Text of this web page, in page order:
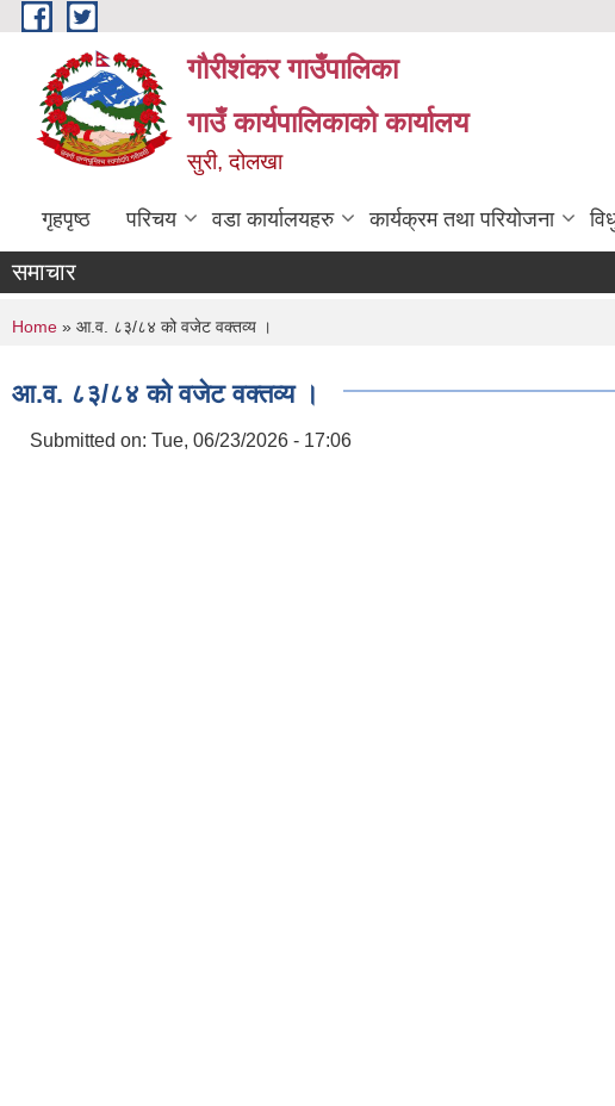
Skip to main content
गौरीशंकर गाउँपालिका
गाउँ कार्यपालिकाको कार्यालय
सुरी, दोलखा
गृहपृष्ठ परिचय वडा कार्यालयहरु कार्यक्रम तथा परियोजना
समाचार
You are here
Home » आ.व. ८३/८४ को वजेट वक्तव्य ।
आ.व. ८३/८४ को वजेट वक्तव्य ।
Submitted on: Tue, 06/23/2026 - 17:06